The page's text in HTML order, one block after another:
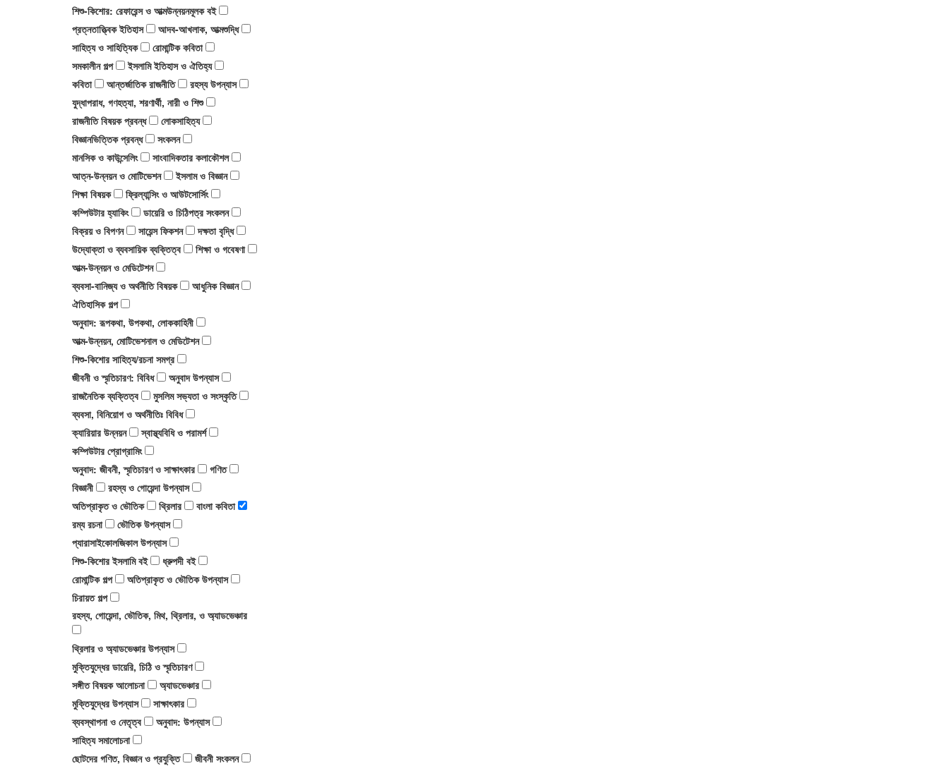
সারফুদ্দিন আহমেদ
সালাহ উদ্দিন মাহমুদ
হাবীবুল্লাহ সিরাজী
জন সি. ম্যাক্সওয়েল
আবদুল্লাহ আল মোহন
মনোয়ারুল ইসলাম
শামসুজ্জামান শামস
ড. মো. আনোয়ারুল ইসলাম
মো. মোরশেদুল আলম
সৈয়দ আনোয়ার হোসেন
ড. জিতেন্দ্র লাল বড়ুয়া
উদ্যোক্তা ও ব্যবসায়িক ব্যক্তিত্ব
আত্ম-উন্নয়ন ও মেডিটেশন
ব্যবসা-বানিজ্য ও অর্থনীতি বিষয়ক
অনুবাদ: আত্ম-উন্নয়ন ও মেডিটেশন
আত্ম-উন্নয়ন, মোটিভেশনাল ও মেডিটেশন
জীবনী ও স্মৃতিচারণ: বিবিধ
রাজনৈতিক ব্যক্তিত্ব
ব্যবসা, বিনিয়োগ ও অর্থনীতিঃ বিবিধ
স্বাস্থ্যবিধি ও পরামর্শ
কম্পিউটার প্রোগ্রামিং
অনুবাদ: জীবনী, স্মৃতিচারণ ও সাক্ষাৎকার
রহস্য ও গোয়েন্দা উপন্যাস
অতিপ্রাকৃত ও ভৌতিক
শিশু-কিশোর: রেফারেন্স ও আত্মউন্নয়নমূলক বই
প্রত্নতাত্ত্বিক ইতিহাস
আদব-আখলাক, আত্মশুদ্ধি
সাহিত্য ও সাহিত্যিক
রোমান্টিক কবিতা
সমকালীন গল্প
ইসলামি ইতিহাস ও ঐতিহ্য
কবিতা
আন্তর্জাতিক রাজনীতি
রহস্য উপন্যাস
যুদ্ধাপরাধ, গণহত্যা, শরণার্থী, নারী ও শিশু
রাজনীতি বিষয়ক প্রবন্ধ
লোকসাহিত্য
বিজ্ঞানভিত্তিক প্রবন্ধ
সংকলন
মানসিক ও কাউন্সেলিং
সাংবাদিকতার কলাকৌশল
আত্ন-উন্নয়ন ও মোটিভেশন
ইসলাম ও বিজ্ঞান
শিক্ষা বিষয়ক
ফ্রিল্যান্সিং ও আউটসোর্সিং
কম্পিউটার হ্যাকিং
ডায়েরি ও চিঠিপত্র সংকলন
বিক্রয় ও বিপণন
সায়েন্স ফিকশন
দক্ষতা বৃদ্ধি
উদ্যোক্তা ও ব্যবসায়িক ব্যক্তিত্ব
শিক্ষা ও গবেষণা
আত্ম-উন্নয়ন ও মেডিটেশন
ব্যবসা-বানিজ্য ও অর্থনীতি বিষয়ক
আধুনিক বিজ্ঞান
ঐতিহাসিক গল্প
অনুবাদ: রূপকথা, উপকথা, লোককাহিনী
আত্ম-উন্নয়ন, মোটিভেশনাল ও মেডিটেশন
শিশু-কিশোর সাহিত্য/রচনা সমগ্র
জীবনী ও স্মৃতিচারণ: বিবিধ
অনুবাদ উপন্যাস
রাজনৈতিক ব্যক্তিত্ব
মুসলিম সভ্যতা ও সংস্কৃতি
ব্যবসা, বিনিয়োগ ও অর্থনীতিঃ বিবিধ
ক্যারিয়ার উন্নয়ন
স্বাস্থ্যবিধি ও পরামর্শ
কম্পিউটার প্রোগ্রামিং
অনুবাদ: জীবনী, স্মৃতিচারণ ও সাক্ষাৎকার
গণিত
বিজ্ঞানী
রহস্য ও গোয়েন্দা উপন্যাস
অতিপ্রাকৃত ও ভৌতিক
থ্রিলার
বাংলা কবিতা
রম্য রচনা
ভৌতিক উপন্যাস
প্যারাসাইকোলজিকাল উপন্যাস
শিশু-কিশোর ইসলামি বই
ধ্রুপদী বই
রোমান্টিক গল্প
অতিপ্রাকৃত ও ভৌতিক উপন্যাস
চিরায়ত গল্প
রহস্য, গোয়েন্দা, ভৌতিক, মিথ, থ্রিলার, ও অ্যাডভেঞ্চার
থ্রিলার ও অ্যাডভেঞ্চার উপন্যাস
মুক্তিযুদ্ধের ডায়েরি, চিঠি ও স্মৃতিচারণ
সঙ্গীত বিষয়ক আলোচনা
অ্যাডভেঞ্চার
মুক্তিযুদ্ধের উপন্যাস
সাক্ষাৎকার
ব্যবস্থাপনা ও নেতৃত্ব
অনুবাদ: উপন্যাস
সাহিত্য সমালোচনা
ছোটদের গণিত, বিজ্ঞান ও প্রযুক্তি
জীবনী সংকলন